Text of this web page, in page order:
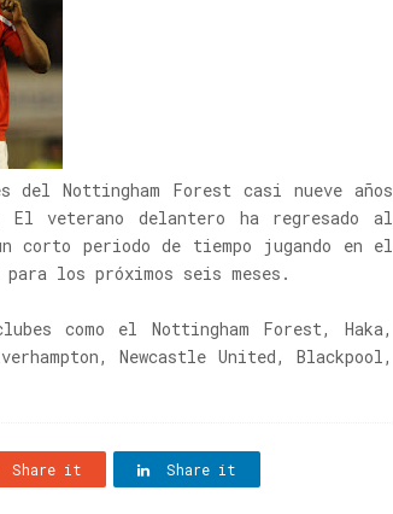
del Nottingham Forest casi nueve años
El veterano delantero ha regresado al
corto periodo de tiempo jugando en el
para los próximos seis meses.
como el Nottingham Forest, Haka,
Newcastle United, Blackpool,
Share it Share it